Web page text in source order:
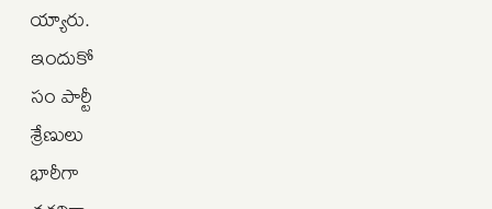
య్యారు.
ఇందుకో
సం పార్టీ
శ్రేణులు
భారీగా